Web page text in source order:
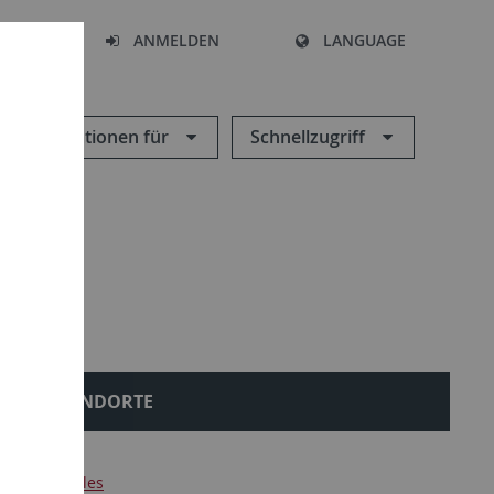
ANMELDEN LANGUAGE
Informationen für Schnellzugriff
STANDORTE
Aktuelles